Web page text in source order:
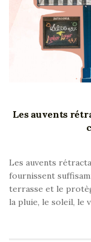
Les auvents
Les auvents
fournissent
terrasse et le
la pluie, le soleil, le